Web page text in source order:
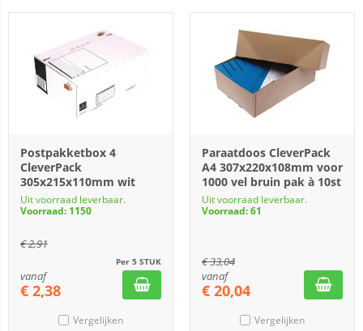
Postpakketbox 4
CleverPack
305x215x110mm wit
Uit voorraad leverbaar.
Voorraad: 1150
€2,91
Per 5 STUK
vanaf
€ 2,38
Vergelijken
Paraatdoos CleverPack
A4 307x220x108mm voor
1000 vel bruin pak à 10st
Uit voorraad leverbaar.
Voorraad: 61
€33,04
vanaf
€ 20,04
Vergelijken